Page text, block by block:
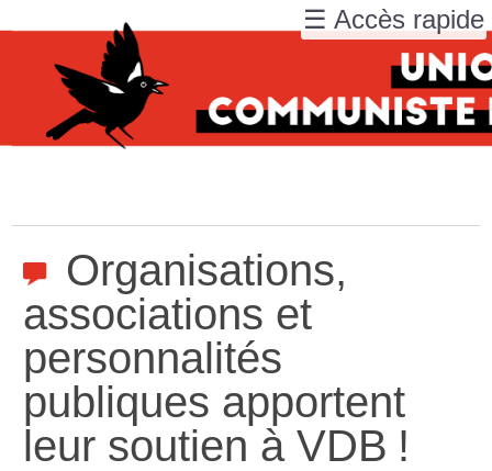
Organisations,
associations et
personnalités
publiques apportent
leur soutien à VDB !
☰ Accès rapide